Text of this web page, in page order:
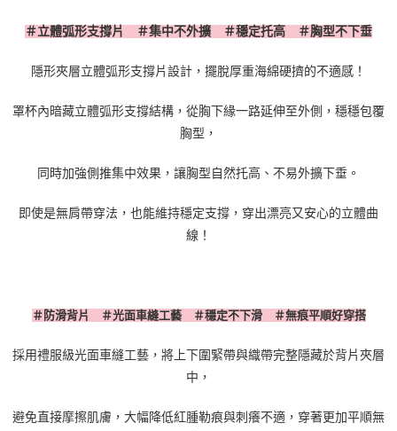
＃立體弧形支撐片 ＃集中不外擴 ＃穩定托高 ＃胸型不下垂
隱形夾層立體弧形支撐片設計，擺脫厚重海綿硬擠的不適感！
罩杯內暗藏立體弧形支撐結構，從胸下緣一路延伸至外側，穩穩包覆
胸型，
同時加強側推集中效果，讓胸型自然托高、不易外擴下垂。
即使是無肩帶穿法，也能維持穩定支撐，穿出漂亮又安心的立體曲
線！
＃防滑背片 ＃光面車縫工藝 ＃穩定不下滑 ＃無痕平順好穿搭
採用禮服級光面車縫工藝，將上下圍緊帶與織帶完整隱藏於背片夾層
中，
避免直接摩擦肌膚，大幅降低紅腫勒痕與刺癢不適， 穿著更加平順無